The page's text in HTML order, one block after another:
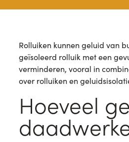
Rolluiken kunnen geluid van
geïsoleerd rolluik met een
verminderen, vooral in
over rolluiken en
Hoeveel